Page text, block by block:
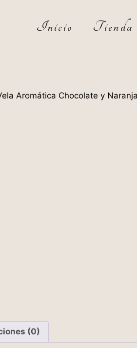
Inicio Tienda
Aromática Chocolate y Naranja
(0)